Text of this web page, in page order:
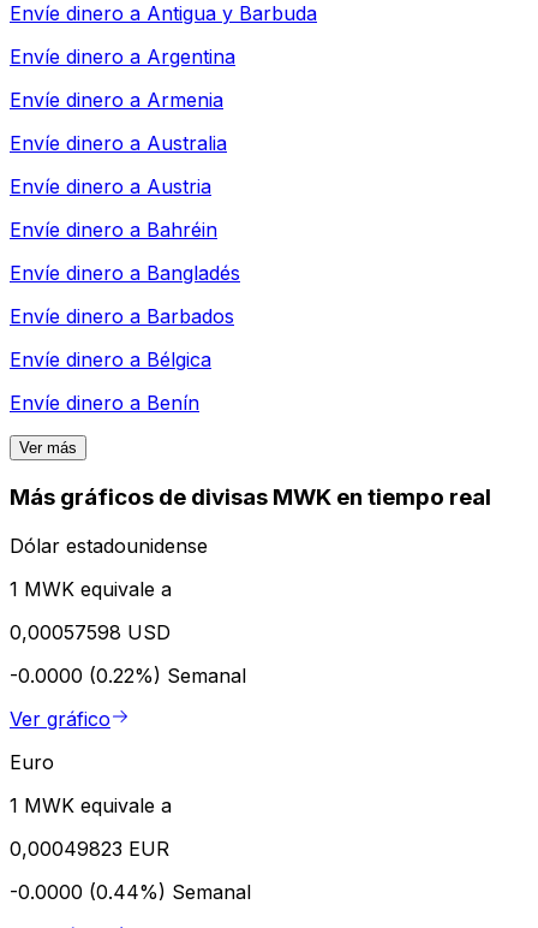
Envíe dinero a Antigua y Barbuda
Envíe dinero a Argentina
Envíe dinero a Armenia
Envíe dinero a Australia
Envíe dinero a Austria
Envíe dinero a Bahréin
Envíe dinero a Bangladés
Envíe dinero a Barbados
Envíe dinero a Bélgica
Envíe dinero a Benín
Ver más
Más gráficos de divisas MWK en tiempo real
Dólar estadounidense
1 MWK equivale a
0,00057598 USD
-0.0000 (0.22%) Semanal
Ver gráfico
Euro
1 MWK equivale a
0,00049823 EUR
-0.0000 (0.44%) Semanal